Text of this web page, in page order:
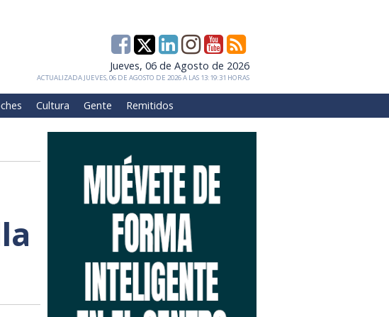
Jueves, 06 de Agosto de 2026
ACTUALIZADA JUEVES, 06 DE AGOSTO DE 2026 A LAS 13:19:31 HORAS
Cultura Gente Remitidos